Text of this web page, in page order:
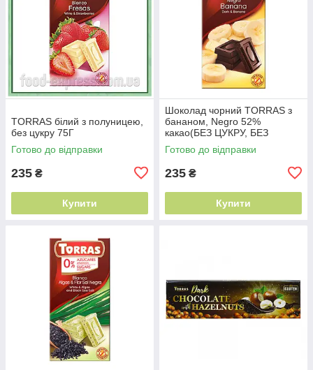
TORRAS білий з полуницею,
без цукру 75Г
Готово до відправки
235 ₴
Купити
Шоколад чорний TORRAS з
бананом, Negro 52%
какао(БЕЗ ЦУКРУ, БЕЗ
ГЛЮТЕНА) 75г
Готово до відправки
235 ₴
Купити